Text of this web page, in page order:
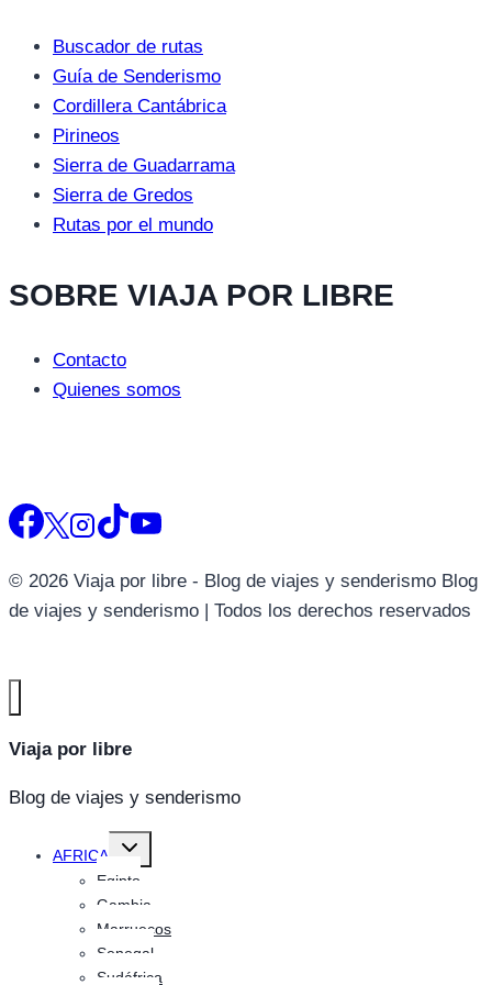
Buscador de rutas
Guía de Senderismo
Cordillera Cantábrica
Pirineos
Sierra de Guadarrama
Sierra de Gredos
Rutas por el mundo
SOBRE VIAJA POR LIBRE
Contacto
Quienes somos
© 2026 Viaja por libre - Blog de viajes y senderismo Blog
de viajes y senderismo | Todos los derechos reservados
Viaja por libre
Blog de viajes y senderismo
AFRICA
Alternar
hijo
Egipto
Gambia
Marruecos
Senegal
Sudáfrica